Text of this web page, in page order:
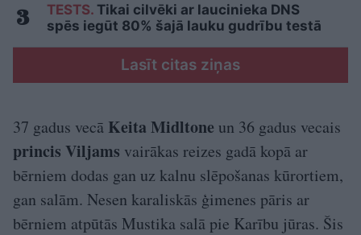
TESTS. Tikai cilvēki ar laucinieka DNS
spēs iegūt 80% šajā lauku gudrību testā
Lasīt citas ziņas
37 gadus vecā Keita Midltone un 36 gadus vecais
princis Viljams vairākas reizes gadā kopā ar
bērniem dodas gan uz kalnu slēpošanas kūrortiem,
gan salām. Nesen karaliskās ģimenes pāris ar
bērniem atpūtās Mustika salā pie Karību jūras. Šis